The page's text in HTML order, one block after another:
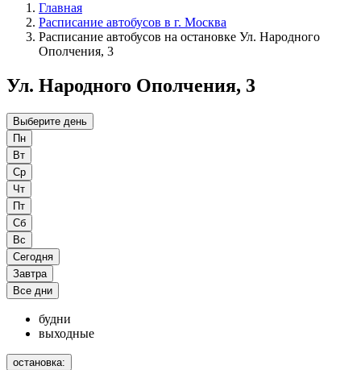
Главная
Расписание автобусов в г. Москва
Расписание автобусов на остановке Ул. Народного
Ополчения, 3
Ул. Народного Ополчения, 3
Выберите день
Пн
Вт
Ср
Чт
Пт
Сб
Вс
Сегодня
Завтра
Все дни
будни
выходные
остановка: